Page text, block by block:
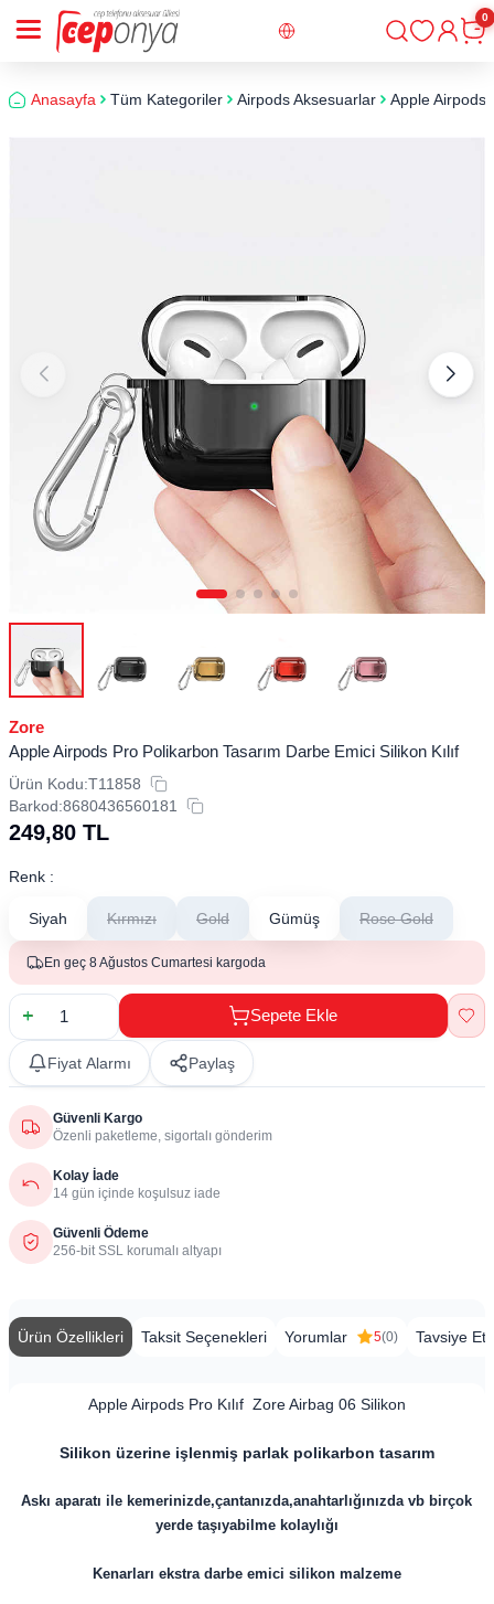
Giriş
0
Anasayfa Tüm Kategoriler Airpods Aksesuarlar Apple Airpods
Zore
Apple Airpods Pro Polikarbon Tasarım Darbe Emici Silikon Kılıf
Ürün Kodu:T11858
Barkod:8680436560181
249,80 TL
Renk :
Siyah Kırmızı Gold Gümüş Rose Gold
En geç 8 Ağustos Cumartesi kargoda
Sepete Ekle
Fiyat Alarmı Paylaş
Güvenli Kargo
Özenli paketleme, sigortalı gönderim
Kolay İade
14 gün içinde koşulsuz iade
Güvenli Ödeme
256-bit SSL korumalı altyapı
Ürün Özellikleri Taksit Seçenekleri Yorumlar 5(0) Tavsiye Et
Apple Airpods Pro Kılıf Zore Airbag 06 Silikon
Silikon üzerine işlenmiş parlak polikarbon tasarım
Askı aparatı ile kemerinizde,çantanızda,anahtarlığınızda vb birçok
yerde taşıyabilme kolaylığı
Kenarları ekstra darbe emici silikon malzeme